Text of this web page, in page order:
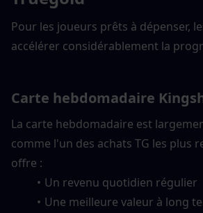
Pour les joueurs prêts à dépenser,
accélérer considérablement la
Carte hebdomadaire
La carte hebdomadaire est
comme l'un des achats TG les plus
offre :
Un revenu quotidien régulier
Une meilleure valeur à long